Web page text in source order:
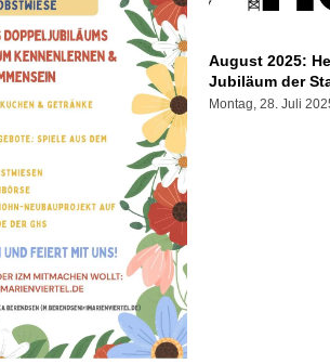
August 2025:
Jubiläum der
Montag, 28. Juli